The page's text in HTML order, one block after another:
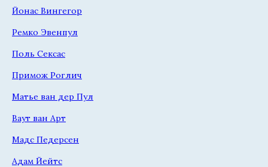
Йонас Вингегор
Ремко Эвенпул
Поль Сексас
Примож Роглич
Матье ван дер Пул
Ваут ван Арт
Мадс Педерсен
Адам Йейтс